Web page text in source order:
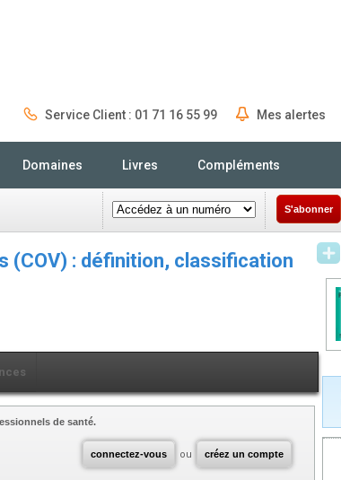
Service Client : 01 71 16 55 99 Mes alertes
Domaines Livres Compléments
S'abonner
(COV) : définition, classification
connectez-vous ou créez un compte
de santé.